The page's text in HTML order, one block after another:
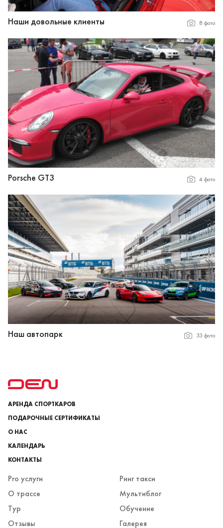
Наши довольные клиенты 8 фото
Porsche GT3 4 фото
Наш автопарк 33 фото
АРЕНДА СПОРТКАРОВ
ПОДАРОЧНЫЕ СЕРТИФИКАТЫ
О НАС
КАЛЕНДАРЬ
КОНТАКТЫ
Pro услуги
Ринг такси
О трассе
Мультиблог
Тур
Обучение
Отзывы
Галерея